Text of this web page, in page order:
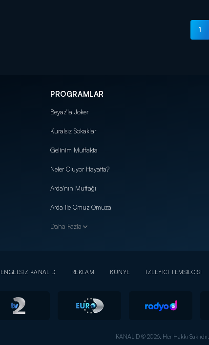
1
PROGRAMLAR
Beyaz'la Joker
Kuralsız Sokaklar
Gelinim Mutfakta
Neler Oluyor Hayatta?
Arda'nın Mutfağı
Arda ile Omuz Omuza
Daha Fazla
ENGELSİZ KANAL D REKLAM KÜNYE İZLEYİCİ TEMSİLCİSİ
KANAL D © 2026. Her Hakkı Saklıdır.